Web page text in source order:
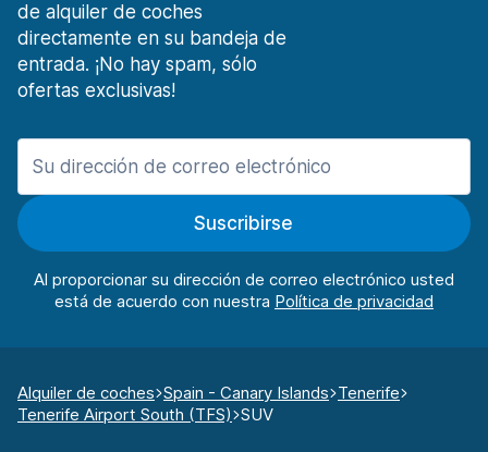
de alquiler de coches
directamente en su bandeja de
entrada. ¡No hay spam, sólo
ofertas exclusivas!
Suscribirse
Al proporcionar su dirección de correo electrónico usted
está de acuerdo con nuestra
Alquiler de coches Spain - Canary Islands Tenerife
Tenerife Airport South (TFS) SUV